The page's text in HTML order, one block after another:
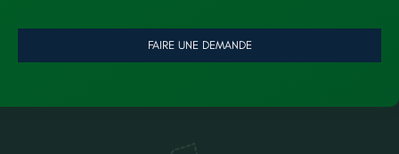
POLITIQUE DE CONFIDENTIALITÉ
FAIRE UNE DEMANDE